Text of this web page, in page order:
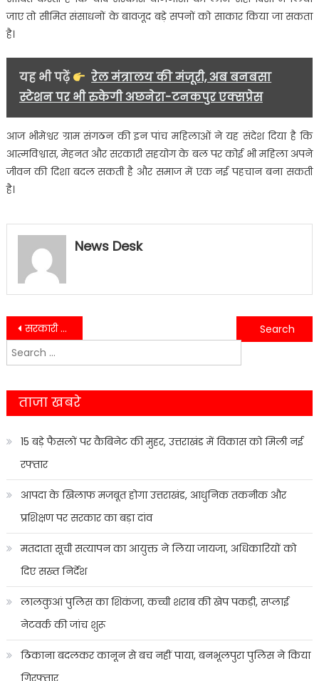
जाए तो सीमित संसाधनों के बावजूद बड़े सपनों को साकार किया जा सकता
है।
यह भी पढ़ें
रेल मंत्रालय की मंजूरी, अब बनबसा
स्टेशन पर भी रुकेगी अछनेरा-टनकपुर एक्सप्रेस
आज भीमेश्वर ग्राम संगठन की इन पांच महिलाओं ने यह संदेश दिया है कि
आत्मविश्वास, मेहनत और सरकारी सहयोग के बल पर कोई भी महिला अपने
जीवन की दिशा बदल सकती है और समाज में एक नई पहचान बना सकती
है।
News Desk
Post
navigation
सरकारी सहयोग से आत्मनिर्भर बनीं एकल महिलाएं, पशुपालन और उद्योग से बढ़ाई आय
नैनीताल पुलिस की तत्परता रंग लाई, श्रद्धालु को वापस मिला महत्वपूर्ण सामान
Search
for:
ताजा खबरे
15 बड़े फैसलों पर कैबिनेट की मुहर, उत्तराखंड में विकास को मिली नई
रफ्तार
आपदा के खिलाफ मजबूत होगा उत्तराखंड, आधुनिक तकनीक और
प्रशिक्षण पर सरकार का बड़ा दांव
मतदाता सूची सत्यापन का आयुक्त ने लिया जायजा, अधिकारियों को
दिए सख्त निर्देश
लालकुआं पुलिस का शिकंजा, कच्ची शराब की खेप पकड़ी, सप्लाई
नेटवर्क की जांच शुरू
ठिकाना बदलकर कानून से बच नहीं पाया, बनभूलपुरा पुलिस ने किया